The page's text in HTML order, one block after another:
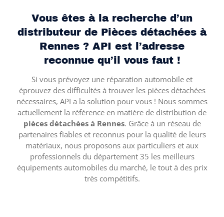
Vous êtes à la recherche d’un
distributeur de Pièces détachées à
Rennes ? API est l’adresse
reconnue qu’il vous faut !
Si vous prévoyez une réparation automobile et
éprouvez des difficultés à trouver les pièces détachées
nécessaires, API a la solution pour vous ! Nous sommes
actuellement la référence en matière de distribution de
pièces détachées à Rennes. Grâce à un réseau de
partenaires fiables et reconnus pour la qualité de leurs
matériaux, nous proposons aux particuliers et aux
professionnels du département 35 les meilleurs
équipements automobiles du marché, le tout à des prix
très compétitifs.